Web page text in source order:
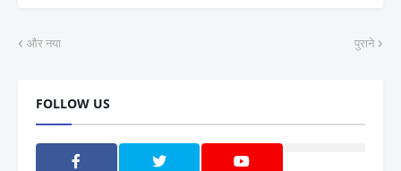
और नया पुराने
FOLLOW US